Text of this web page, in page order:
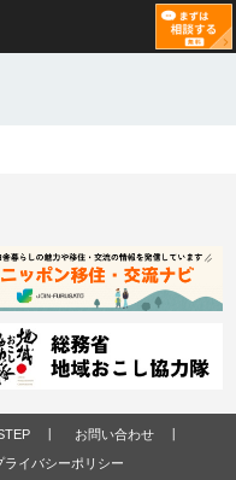
お問い合わせ
ライバシーポリシー